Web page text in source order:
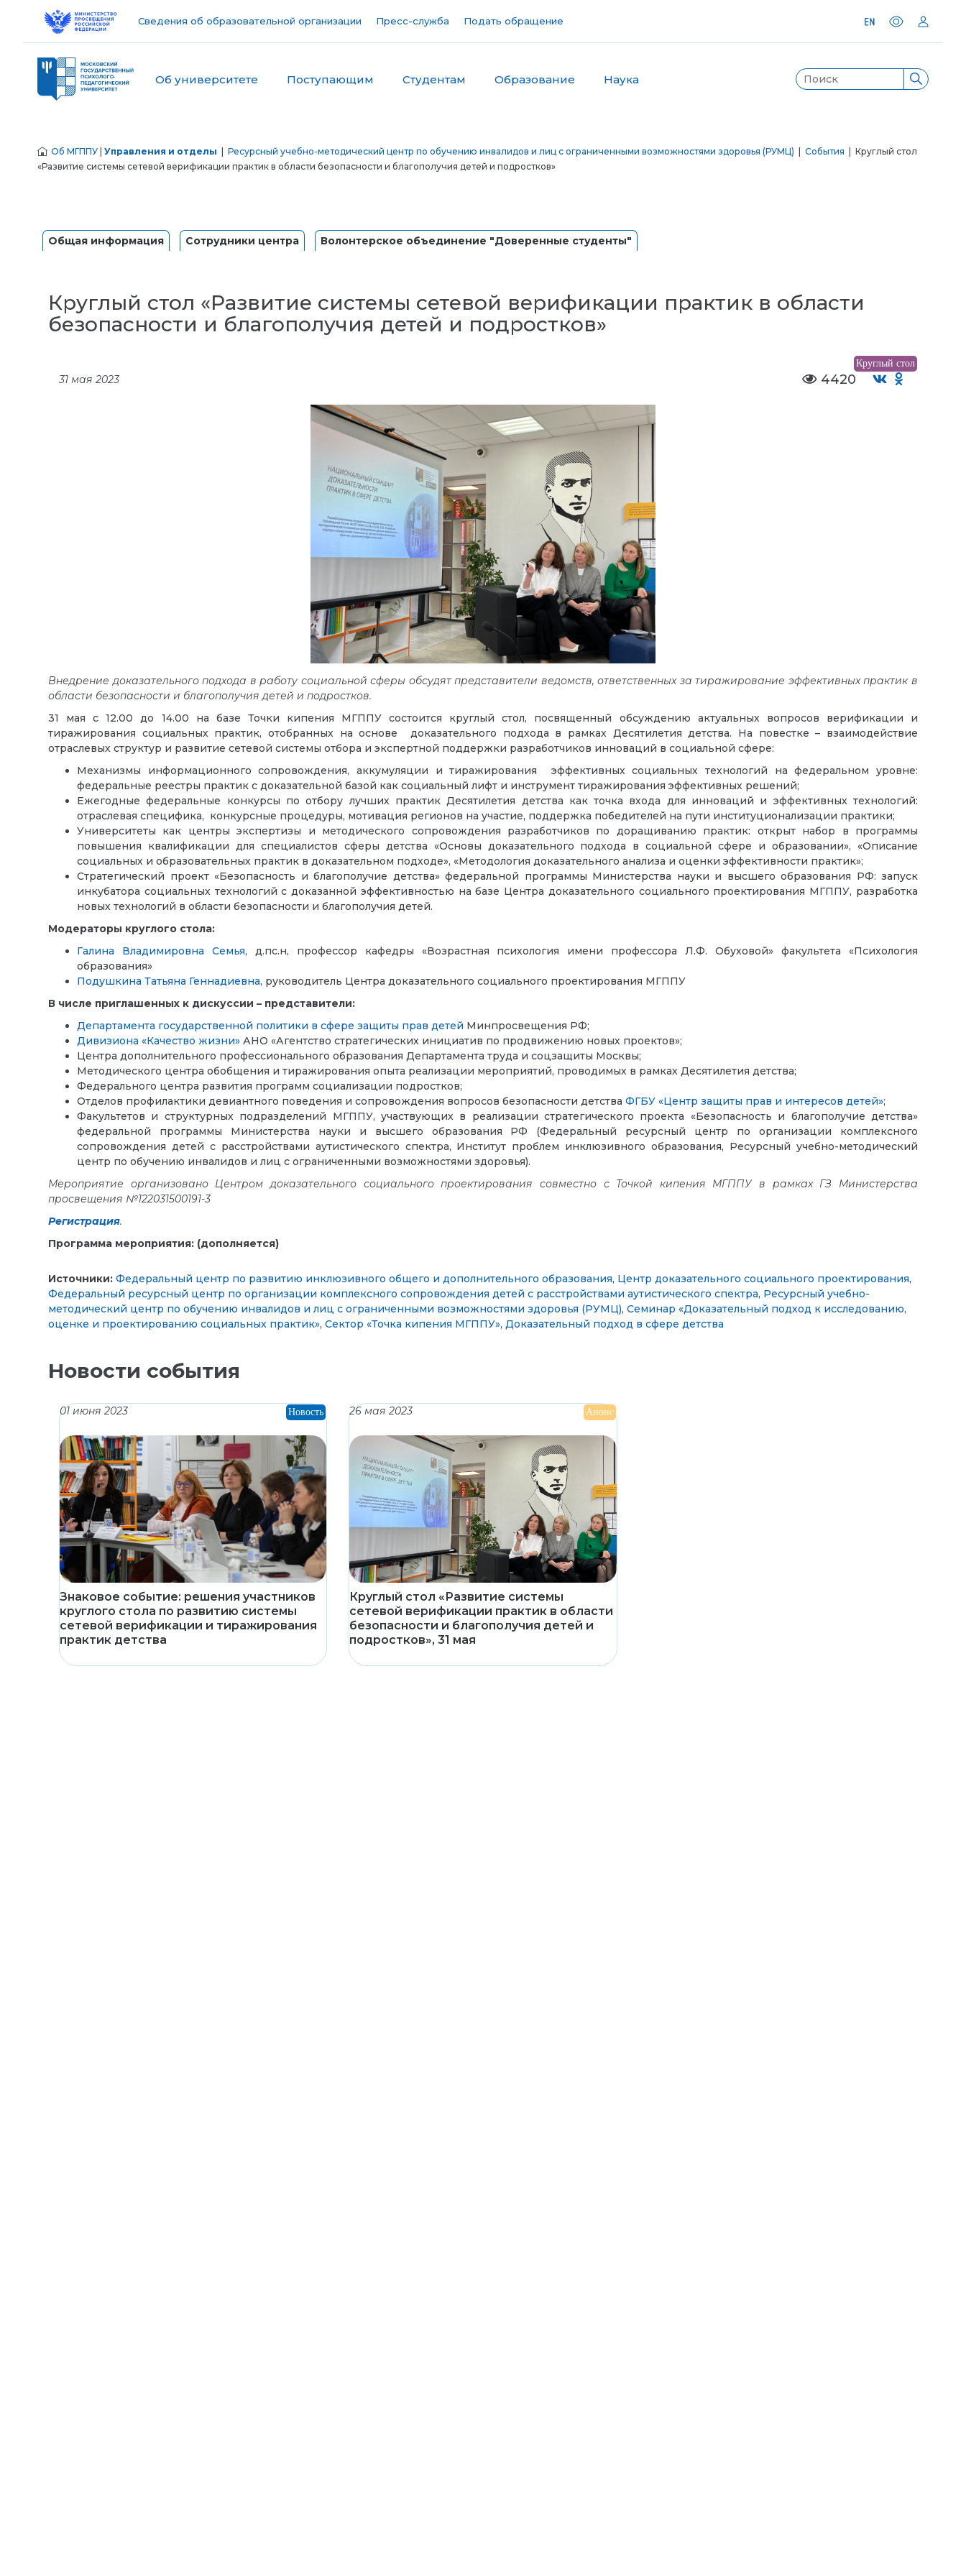
Сведения об образовательной организации Пресс-служба Подать обращение
Об университете Поступающим Студентам Образование Наука
Об МГППУ Управления и отделы Ресурсный учебно-методический центр по обучению инвалидов и лиц с ограниченными возможностями здоровья (РУМЦ) События | Круглый стол
«Развитие системы сетевой верификации практик в области безопасности и благополучия детей и подростков»
Общая информация Сотрудники центра Волонтерское объединение "Доверенные студенты"
Круглый стол «Развитие системы сетевой верификации практик в области
безопасности и благополучия детей и подростков»
Круглый стол
31 мая 2023 4420
Внедрение доказательного подхода в работу социальной сферы обсудят представители ведомств, ответственных за тиражирование эффективных практик в
области безопасности и благополучия детей и подростков.
31 мая с 12.00 до 14.00 на базе Точки кипения МГППУ состоится круглый стол, посвященный обсуждению актуальных вопросов верификации и
тиражирования социальных практик, отобранных на основе доказательного подхода в рамках Десятилетия детства. На повестке – взаимодействие
отраслевых структур и развитие сетевой системы отбора и экспертной поддержки разработчиков инноваций в социальной сфере:
Механизмы информационного сопровождения, аккумуляции и тиражирования эффективных социальных технологий на федеральном уровне:
федеральные реестры практик с доказательной базой как социальный лифт и инструмент тиражирования эффективных решений;
Ежегодные федеральные конкурсы по отбору лучших практик Десятилетия детства как точка входа для инноваций и эффективных технологий:
отраслевая специфика, конкурсные процедуры, мотивация регионов на участие, поддержка победителей на пути институционализации практики;
Университеты как центры экспертизы и методического сопровождения разработчиков по доращиванию практик: открыт набор в программы
повышения квалификации для специалистов сферы детства «Основы доказательного подхода в социальной сфере и образовании», «Описание
социальных и образовательных практик в доказательном подходе», «Методология доказательного анализа и оценки эффективности практик»;
Стратегический проект «Безопасность и благополучие детства» федеральной программы Министерства науки и высшего образования РФ: запуск
инкубатора социальных технологий с доказанной эффективностью на базе Центра доказательного социального проектирования МГППУ, разработка
новых технологий в области безопасности и благополучия детей.
Модераторы круглого стола:
Галина Владимировна Семья, д.пс.н, профессор кафедры «Возрастная психология имени профессора Л.Ф. Обуховой» факультета «Психология
образования»
Подушкина Татьяна Геннадиевна, руководитель Центра доказательного социального проектирования МГППУ
В числе приглашенных к дискуссии – представители:
Департамента государственной политики в сфере защиты прав детей Минпросвещения РФ;
Дивизиона «Качество жизни» АНО «Агентство стратегических инициатив по продвижению новых проектов»;
Центра дополнительного профессионального образования Департамента труда и соцзащиты Москвы;
Методического центра обобщения и тиражирования опыта реализации мероприятий, проводимых в рамках Десятилетия детства;
Федерального центра развития программ социализации подростков;
Отделов профилактики девиантного поведения и сопровождения вопросов безопасности детства ФГБУ «Центр защиты прав и интересов детей»;
Факультетов и структурных подразделений МГППУ, участвующих в реализации стратегического проекта «Безопасность и благополучие детства»
федеральной программы Министерства науки и высшего образования РФ (Федеральный ресурсный центр по организации комплексного
сопровождения детей с расстройствами аутистического спектра, Институт проблем инклюзивного образования, Ресурсный учебно-методический
центр по обучению инвалидов и лиц с ограниченными возможностями здоровья).
Мероприятие организовано Центром доказательного социального проектирования совместно с Точкой кипения МГППУ в рамках ГЗ Министерства
просвещения №122031500191-3
Регистрация.
Программа мероприятия: (дополняется)
Источники: Федеральный центр по развитию инклюзивного общего и дополнительного образования, Центр доказательного социального проектирования,
Федеральный ресурсный центр по организации комплексного сопровождения детей с расстройствами аутистического спектра, Ресурсный учебно-
методический центр по обучению инвалидов и лиц с ограниченными возможностями здоровья (РУМЦ), Cеминар «Доказательный подход к исследованию,
оценке и проектированию социальных практик», Сектор «Точка кипения МГППУ», Доказательный подход в сфере детства
Новости события
01 июня 2023 Новость
Знаковое событие: решения участников
круглого стола по развитию системы
сетевой верификации и тиражирования
практик детства
26 мая 2023 Анонс
Круглый стол «Развитие системы
сетевой верификации практик в области
безопасности и благополучия детей и
подростков», 31 мая